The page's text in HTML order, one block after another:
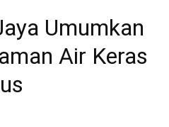
Umumkan
Air Keras